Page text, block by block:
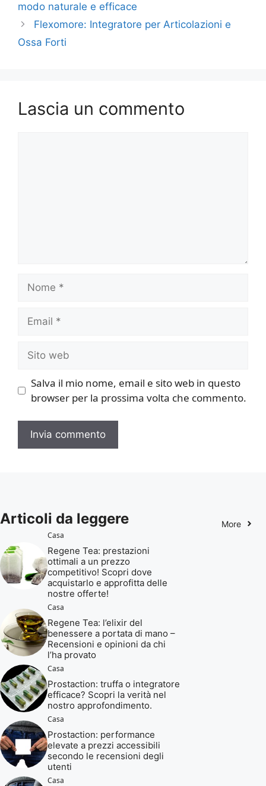
modo naturale e efficace
Flexomore: Integratore per Articolazioni e
Ossa Forti
Lascia un commento
Nome
Email
Sito
web
Salva il mio nome, email e sito web in questo
browser per la prossima volta che commento.
Articoli da leggere
More
Casa
Regene Tea: prestazioni
ottimali a un prezzo
competitivo! Scopri dove
acquistarlo e approfitta delle
nostre offerte!
Casa
Regene Tea: l’elixir del
benessere a portata di mano –
Recensioni e opinioni da chi
l’ha provato
Casa
Prostaction: truffa o integratore
efficace? Scopri la verità nel
nostro approfondimento.
Casa
Prostaction: performance
elevate a prezzi accessibili
secondo le recensioni degli
utenti
Casa